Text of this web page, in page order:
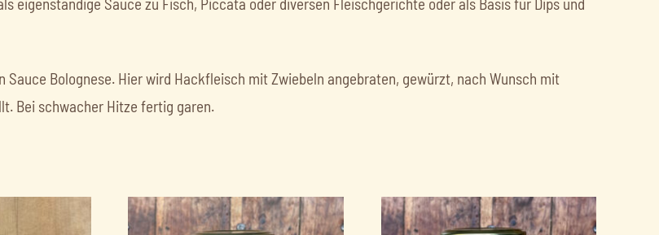
eigenständige Sauce zu Fisch, Piccata oder diversen Fleischgerichte oder als Basis für Dips und
Bolognese. Hier wird Hackfleisch mit Zwiebeln angebraten, gewürzt, nach Wunsch mit
Bei schwacher Hitze fertig garen.